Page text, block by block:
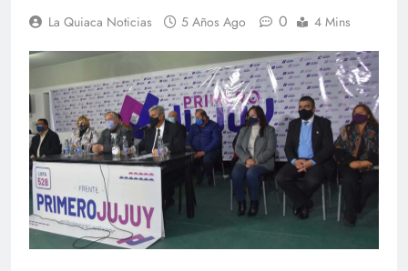
La Quiaca Noticias 5 Años Ago 0 4 Mins